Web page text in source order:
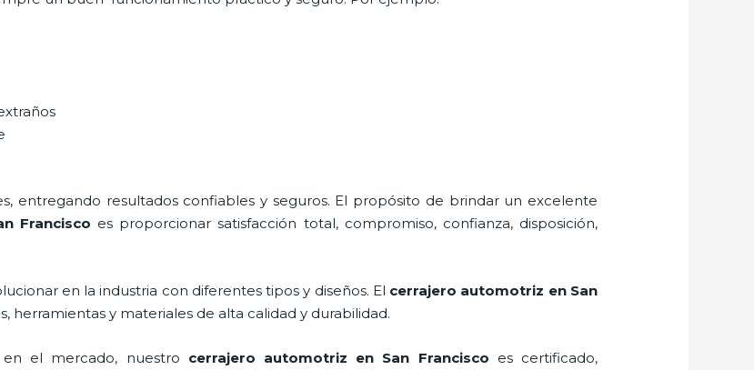
entregando resultados confiables y seguros. El propósito de brindar un excelente
Francisco es proporcionar satisfacción total, compromiso, confianza, disposición,
en la industria con diferentes tipos y diseños. El cerrajero automotriz en San
herramientas y materiales de alta calidad y durabilidad.
el mercado, nuestro cerrajero automotriz en San Francisco es certificado,